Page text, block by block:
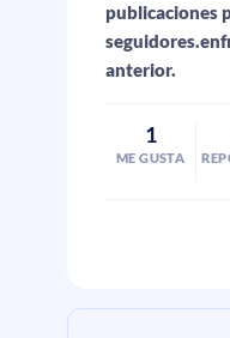
publicaciones
anterior.
1
ME GUSTA